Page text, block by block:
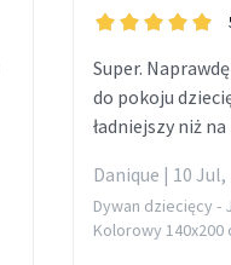
Super.
do pokoju
ładniejszy niż
Danique | 10 Jul,
Dywan dziecięcy -
Kolorowy 140x200